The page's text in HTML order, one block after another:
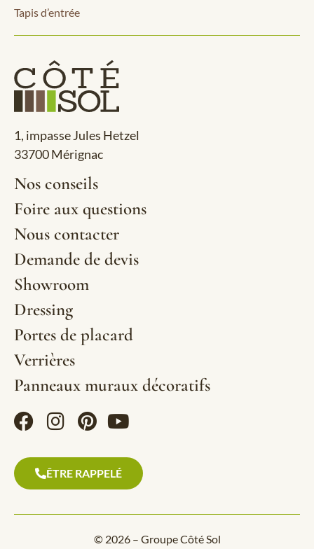
Tapis d’entrée
1, impasse Jules Hetzel
33700 Mérignac
Nos conseils
Foire aux questions
Nous contacter
Demande de devis
Showroom
Dressing
Portes de placard
Verrières
Panneaux muraux décoratifs
ÊTRE RAPPELÉ
© 2026 – Groupe Côté Sol